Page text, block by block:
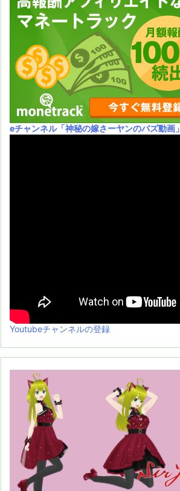
eチャンネル「神秘の嫁さーヤンのバズ動画」
Youtubeチャンネルの登録